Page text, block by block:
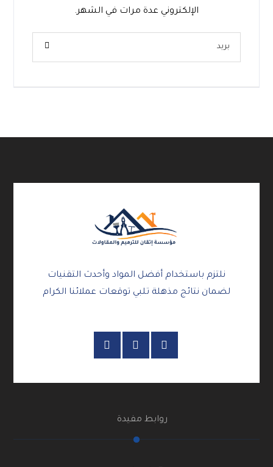
الإلكتروني عدة مرات في الشهر.
نلتزم باستخدام أفضل المواد وأحدث التقنيات
لضمان نتائج مذهلة تلبي توقعات عملائنا الكرام
روابط مفيدة